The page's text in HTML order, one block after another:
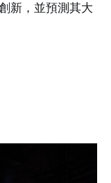
新，並預測其大